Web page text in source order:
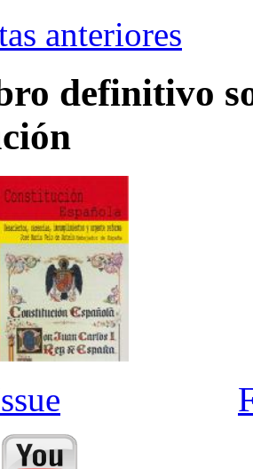
anteriores
definitivo